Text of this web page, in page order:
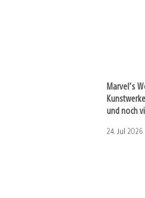
Marvel‘s
und noch
24. Jul 2026